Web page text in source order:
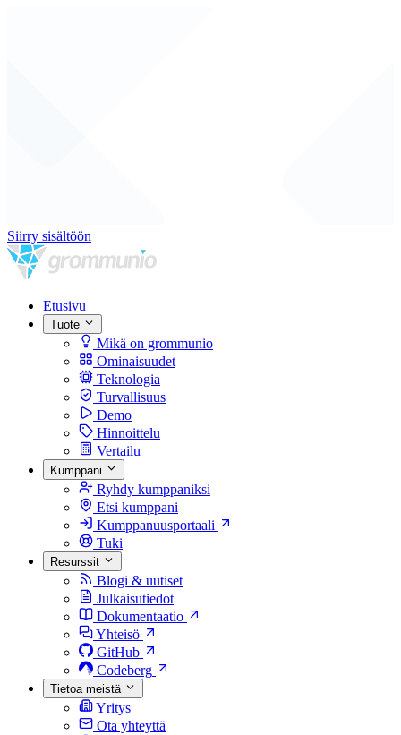
Siirry sisältöön
Etusivu
Tuote
Mikä on grommunio
Ominaisuudet
Teknologia
Turvallisuus
Demo
Hinnoittelu
Vertailu
Kumppani
Ryhdy kumppaniksi
Etsi kumppani
Kumppanuusportaali
Tuki
Resurssit
Blogi & uutiset
Julkaisutiedot
Dokumentaatio
Yhteisö
GitHub
Codeberg
Tietoa meistä
Yritys
Ota yhteyttä